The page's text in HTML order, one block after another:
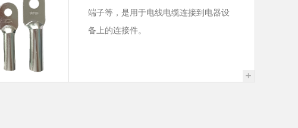
端子等，是用于电线电缆连接到电器设
备上的连接件。
+